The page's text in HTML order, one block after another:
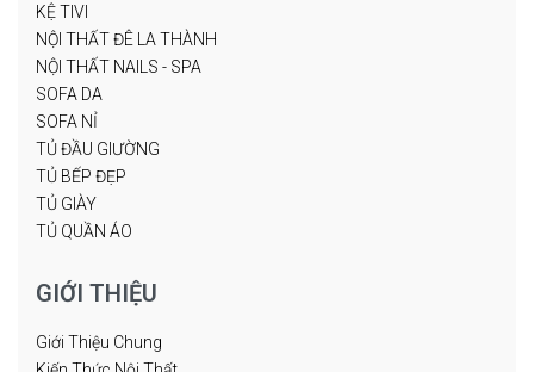
KỆ TIVI
NỘI THẤT ĐÊ LA THÀNH
NỘI THẤT NAILS - SPA
SOFA DA
SOFA NỈ
TỦ ĐẦU GIƯỜNG
TỦ BẾP ĐẸP
TỦ GIÀY
TỦ QUẦN ÁO
GIỚI THIỆU
Giới Thiệu Chung